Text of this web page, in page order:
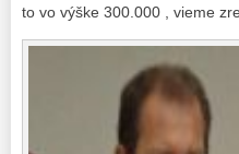
to vo výške 300.000 , vieme